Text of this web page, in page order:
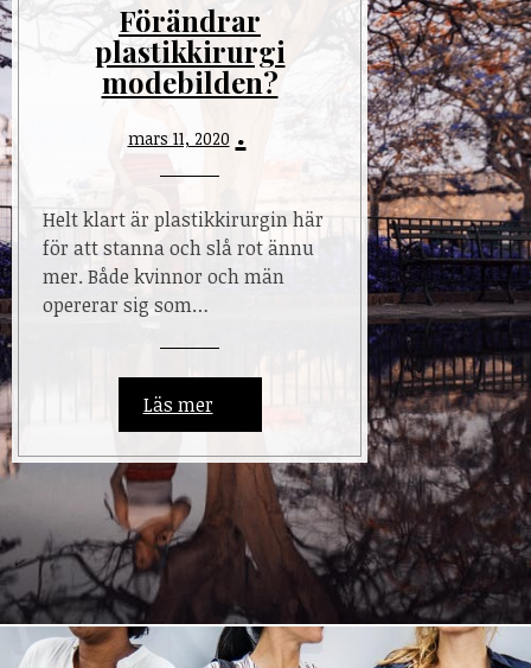
Förändrar
plastikkirurgi
modebilden?
mars 11, 2020
Helt klart är plastikkirurgin här
för att stanna och slå rot ännu
mer. Både kvinnor och män
opererar sig som…
Läs mer